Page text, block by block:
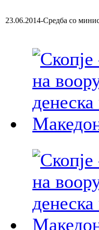
23.06.2014-Средба со